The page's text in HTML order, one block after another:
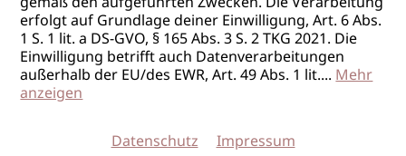
erfolgt auf Grundlage deiner Einwilligung, Art. 6 Abs.
1 S. 1 lit. a DS-GVO, § 165 Abs. 3 S. 2 TKG 2021. Die
Einwilligung betrifft auch Datenverarbeitungen
außerhalb der EU/des EWR, Art. 49 Abs. 1 lit....Mehr
anzeigen
Datenschutz Impressum